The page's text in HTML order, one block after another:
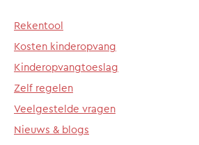
Rekentool
Kosten kinderopvang
Kinderopvangtoeslag
Zelf regelen
Veelgestelde vragen
Nieuws & blogs